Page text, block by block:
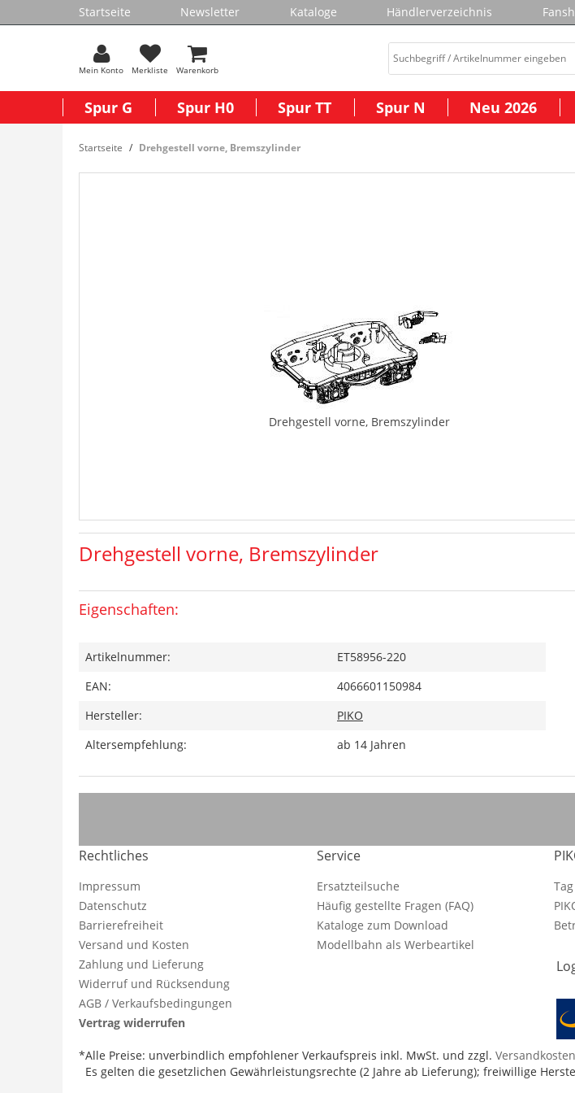
Startseite Newsletter Kataloge Händlerverzeichnis
Mein Konto Merkliste Warenkorb
Spur G Spur H0 Spur TT Spur N Neu 2026
Startseite Drehgestell vorne, Bremszylinder
Drehgestell vorne, Bremszylinder
Drehgestell vorne, Bremszylinder
Eigenschaften:
Artikelnummer:
ET58956-220
EAN:
4066601150984
Hersteller:
PIKO
Altersempfehlung:
ab 14 Jahren
Rechtliches
Impressum
Datenschutz
Barrierefreiheit
Versand und Kosten
Zahlung und Lieferung
Widerruf und Rücksendung
AGB / Verkaufsbedingungen
Vertrag widerrufen
Service
Ersatzteilsuche
Häufig gestellte Fragen (FAQ)
Kataloge zum Download
Modellbahn als Werbeartikel
*Alle Preise: unverbindlich empfohlener Verkaufspreis inkl. MwSt. und zzgl. Versandkosten
Es gelten die gesetzlichen Gewährleistungsrechte (2 Jahre ab Lieferung); freiwillige